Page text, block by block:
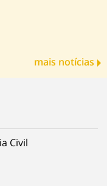
mais notícias
Civil